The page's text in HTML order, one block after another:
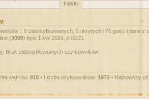
Hasło:
:: 0 zidentyfikowanych, 0 ukrytych i 76 gości (dane z
(3099) było 1 kwi 2026, o 02:21
Brak zidentyfikowanych użytkowników
wątków: 818 • Liczba użytkowników: 1973 • Najnowszy